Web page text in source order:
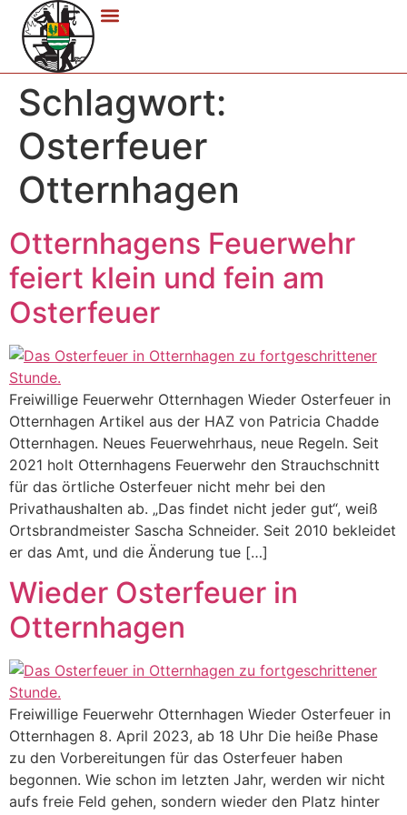
Schlagwort:
Osterfeuer
Otternhagen
Otternhagens Feuerwehr
feiert klein und fein am
Osterfeuer
Freiwillige Feuerwehr Otternhagen Wieder Osterfeuer in
Otternhagen Artikel aus der HAZ von Patricia Chadde
Otternhagen. Neues Feuerwehrhaus, neue Regeln. Seit
2021 holt Otternhagens Feuerwehr den Strauchschnitt
für das örtliche Osterfeuer nicht mehr bei den
Privathaushalten ab. „Das findet nicht jeder gut“, weiß
Ortsbrandmeister Sascha Schneider. Seit 2010 bekleidet
er das Amt, und die Änderung tue […]
Wieder Osterfeuer in
Otternhagen
Freiwillige Feuerwehr Otternhagen Wieder Osterfeuer in
Otternhagen 8. April 2023, ab 18 Uhr Die heiße Phase
zu den Vorbereitungen für das Osterfeuer haben
begonnen. Wie schon im letzten Jahr, werden wir nicht
aufs freie Feld gehen, sondern wieder den Platz hinter